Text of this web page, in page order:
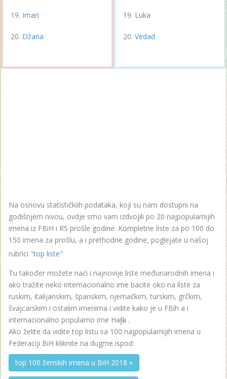
Iman
Džana
Luka
Vedad
Na osnovu statističkiih podataka, koji su nam dostupni na
godišnjem nivou, ovdje smo vam izdvojili po 20 najpopularnijih
imena iz FBiH i RS prošle godine. Kompletne liste za po 100 do
150 imena za prošlu, a i prethodne godine, poglejate u našoj
rubrici "top liste"
Tu također možete naći i najnovije liste međunarodnih imena i
ako tražite neko internacionalno ime bacite oko na liste za
ruskim, italijanskim, španskim, njemačkim, turskim, grčkim,
švajcarskim i ostalim imenima i vidite kako je u FBih a i
internacionalno popularno ime Hafija .
Ako želite da vidite top listu sa 100 najpopularnijih imena u
Federaciji BiH kliknite na dugme ispod:
top 100 ženskih imena u BiH 2018 »